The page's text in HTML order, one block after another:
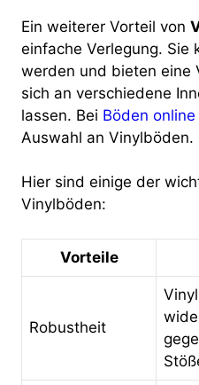
Ein weiterer Vorteil von
einfache Verlegung. Sie
werden und bieten eine
sich an verschiedene
lassen. Bei Böden online
Auswahl an Vinylböden.
Hier sind einige der
Vinylböden:
Vorteile
Robustheit